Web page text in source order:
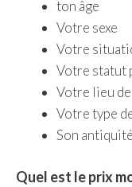
ton âge
Votre sexe
Votre
Votre statut
Votre lieu
Votre type
Son antiquité
Quel est le prix